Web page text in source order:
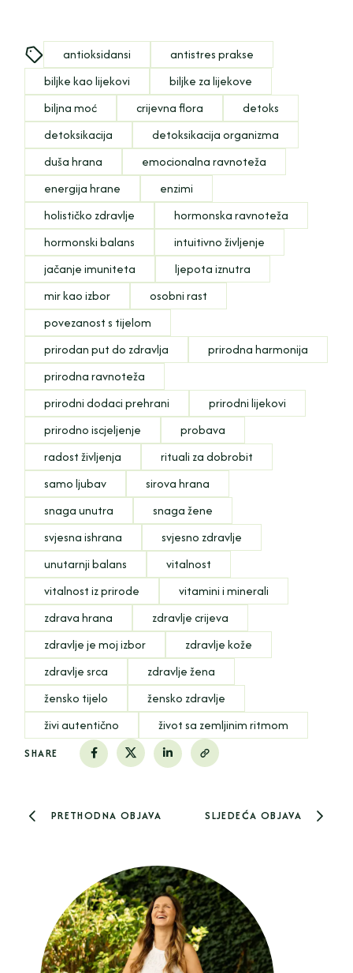
antioksidansi
antistres prakse
biljke kao lijekovi
biljke za lijekove
biljna moć
crijevna flora
detoks
detoksikacija
detoksikacija organizma
duša hrana
emocionalna ravnoteža
energija hrane
enzimi
holističko zdravlje
hormonska ravnoteža
hormonski balans
intuitivno življenje
jačanje imuniteta
ljepota iznutra
mir kao izbor
osobni rast
povezanost s tijelom
prirodan put do zdravlja
prirodna harmonija
prirodna ravnoteža
prirodni dodaci prehrani
prirodni lijekovi
prirodno iscjeljenje
probava
radost življenja
rituali za dobrobit
samo ljubav
sirova hrana
snaga unutra
snaga žene
svjesna ishrana
svjesno zdravlje
unutarnji balans
vitalnost
vitalnost iz prirode
vitamini i minerali
zdrava hrana
zdravlje crijeva
zdravlje je moj izbor
zdravlje kože
zdravlje srca
zdravlje žena
žensko tijelo
žensko zdravlje
živi autentično
život sa zemljinim ritmom
SHARE
PRETHODNA OBJAVA SLJEDEĆA OBJAVA